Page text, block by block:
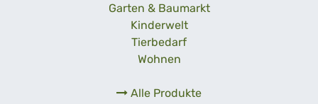
Garten & Baumarkt
Kinderwelt
Tierbedarf
Wohnen
Alle Produkte